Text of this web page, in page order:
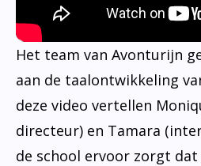
Het team van Avonturijn
aan de taalontwikkeling
deze video vertellen
directeur) en Tamara
de school ervoor zorgt